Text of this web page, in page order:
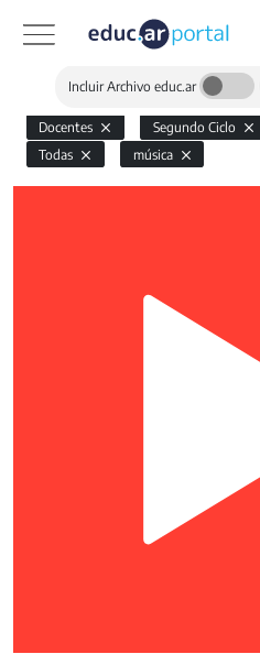
Incluir Archivo educ.ar
Docentes Segundo Ciclo
Todas
música